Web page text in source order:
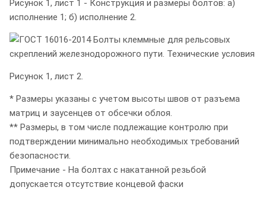
Рисунок 1, лист 1 - Конструкция и размеры болтов: а)
исполнение 1; б) исполнение 2.
Рисунок 1, лист 2.
* Размеры указаны с учетом высоты швов от разъема
матриц и заусенцев от обсечки облоя.
** Размеры, в том числе подлежащие контролю при
подтверждении минимально необходимых требований
безопасности.
Примечание - На болтах с накатанной резьбой
допускается отсутствие концевой фаски